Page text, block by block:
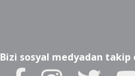
Bizi sosyal medyadan takip